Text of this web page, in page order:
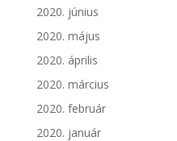
2020. június
2020. május
2020. április
2020. március
2020. február
2020. január